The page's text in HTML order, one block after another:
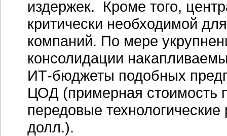
издержек. Кроме того,
критически необходимой
компаний. По мере
консолидации
ИТ-бюджеты подобных
ЦОД (примерная стоимость
передовые
долл.).